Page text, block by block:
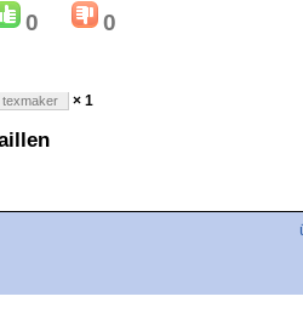
0 0
texmaker × 1